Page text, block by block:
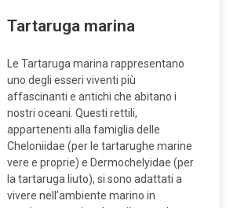
Tartaruga marina
Le Tartaruga marina rappresentano
uno degli esseri viventi più
affascinanti e antichi che abitano i
nostri oceani. Questi rettili,
appartenenti alla famiglia delle
Cheloniidae (per le tartarughe marine
vere e proprie) e Dermochelyidae (per
la tartaruga liuto), si sono adattati a
vivere nell’ambiente marino in